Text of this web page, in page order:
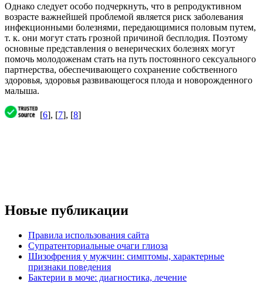
Однако следует особо подчеркнуть, что в репродуктивном
возрасте важнейшей проблемой является риск заболевания
инфекционными болезнями, передающимися половым путем,
т. к. они могут стать грозной причиной бесплодия. Поэтому
основные представления о венерических болезнях могут
помочь молодоженам стать на путь постоянного сексуального
партнерства, обеспечивающего сохранение собственного
здоровья, здоровья развивающегося плода и новорожденного
малыша.
[6], [7], [8]
Новые публикации
Правила использования сайта
Супратенториальные очаги глиоза
Шизофрения у мужчин: симптомы, характерные
признаки поведения
Бактерии в моче: диагностика, лечение